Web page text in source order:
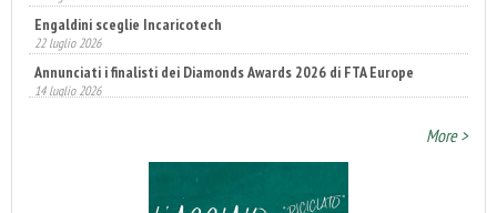
Engaldini sceglie Incaricotech
22 luglio 2026
Annunciati i finalisti dei Diamonds Awards 2026 di FTA Europe
14 luglio 2026
More >